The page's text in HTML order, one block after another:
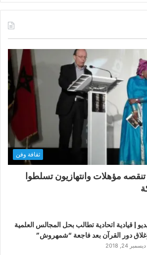
ثقافة وفن
مؤهلات وانتهازيون تسلطوا
| قيادية اتحادية تطالب بحل المجالس العلمية
دور القرآن بعد فاجعة “شمهروش”
ديسمبر 24, 2018